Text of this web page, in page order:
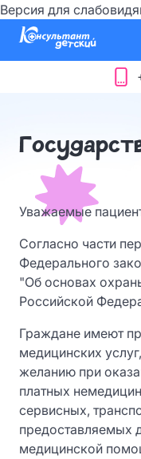
Версия для
Уважаемые
Согласно части
Федерального
"Об основах
Российской
Граждане имеют
медицинских
желанию при
платных
сервисных,
предоставляемых
медицинской